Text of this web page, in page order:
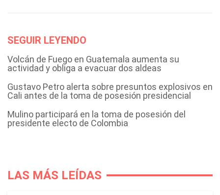
SEGUIR LEYENDO
Volcán de Fuego en Guatemala aumenta su
actividad y obliga a evacuar dos aldeas
Gustavo Petro alerta sobre presuntos explosivos en
Cali antes de la toma de posesión presidencial
Mulino participará en la toma de posesión del
presidente electo de Colombia
LAS MÁS LEÍDAS